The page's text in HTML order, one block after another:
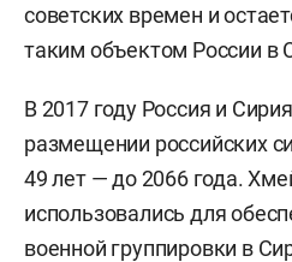
советских времен и
таким объектом России в
В 2017 году Россия и Сирия
размещении российских
49 лет — до 2066 года.
использовались для
военной группировки в